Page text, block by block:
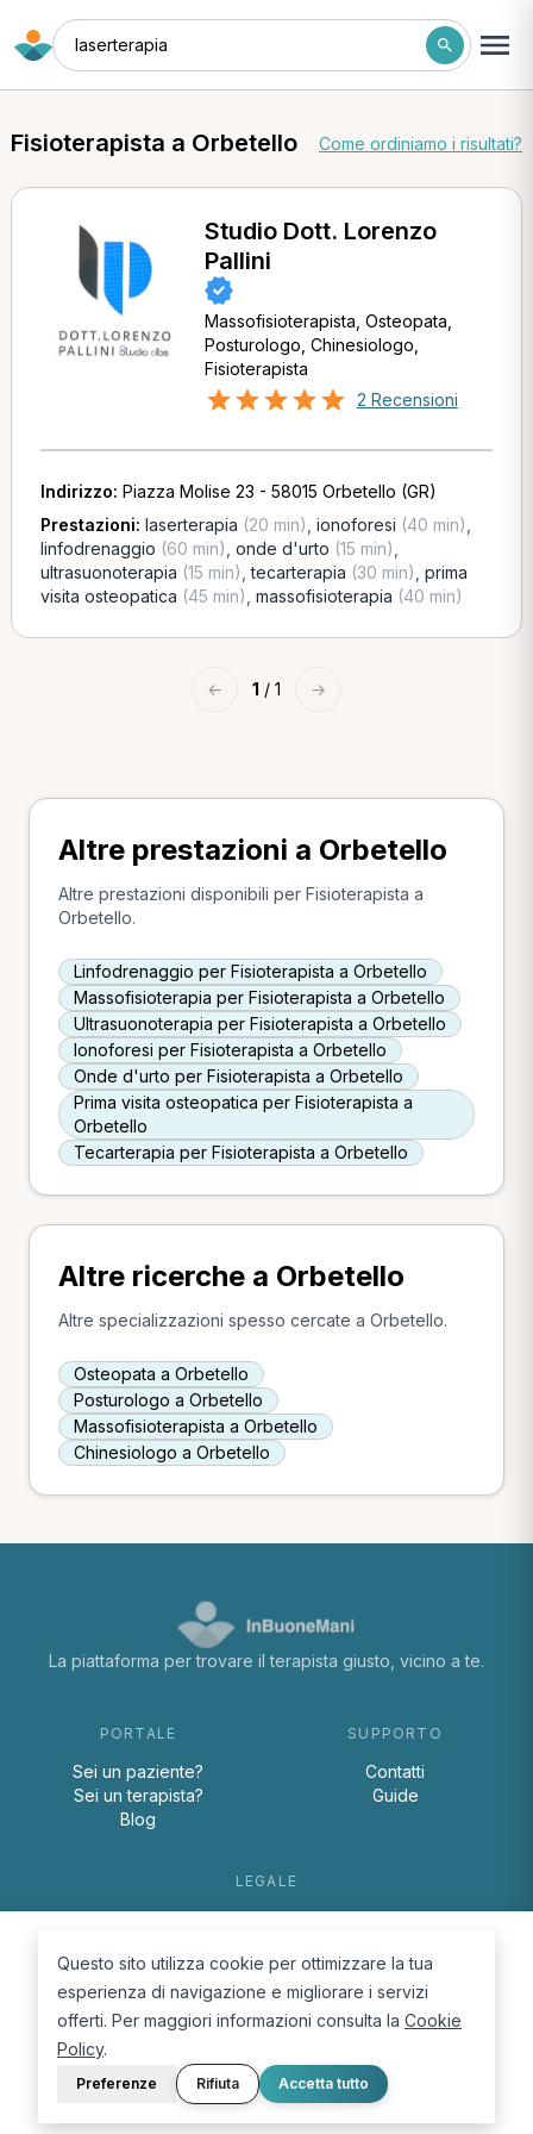
laserterapia
Fisioterapista a Orbetello Come ordiniamo i risultati?
Studio Dott. Lorenzo
Pallini
Massofisioterapista, Osteopata,
Posturologo, Chinesiologo,
Fisioterapista
2 Recensioni
Indirizzo: Piazza Molise 23 - 58015 Orbetello (GR)
Prestazioni: laserterapia (20 min) ionoforesi (40 min)
linfodrenaggio (60 min) onde d'urto (15 min)
ultrasuonoterapia (15 min) ,tecarterapia (30 min) prima
visita osteopatica (45 min) massofisioterapia (40 min)
← 1 / 1 →
Altre prestazioni a Orbetello
Altre prestazioni disponibili per Fisioterapista a
Orbetello.
Linfodrenaggio per Fisioterapista a Orbetello
Massofisioterapia per Fisioterapista a Orbetello
Ultrasuonoterapia per Fisioterapista a Orbetello
Ionoforesi per Fisioterapista a Orbetello
Onde d'urto per Fisioterapista a Orbetello
Prima visita osteopatica per Fisioterapista a
Orbetello
Tecarterapia per Fisioterapista a Orbetello
Altre ricerche a Orbetello
Altre specializzazioni spesso cercate a Orbetello.
Osteopata a Orbetello
Posturologo a Orbetello
Massofisioterapista a Orbetello
Chinesiologo a Orbetello
La piattaforma per trovare il terapista giusto, vicino a te.
PORTALE
Sei un paziente?
Sei un terapista?
Blog
SUPPORTO
Contatti
Guide
LEGALE
Cookie Policy
© 2026 D.Lab S.r.l. — InBuoneMani
Questo sito utilizza cookie per ottimizzare la tua
esperienza di navigazione e migliorare i servizi
offerti. Per maggiori informazioni consulta la Cookie
Policy.
Preferenze Rifiuta Accetta tutto